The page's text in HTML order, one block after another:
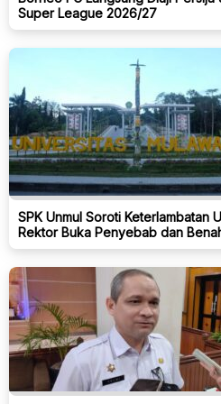
Super League 2026/27
SPK Unmul Soroti Keterlambatan
Rektor Buka Penyebab dan